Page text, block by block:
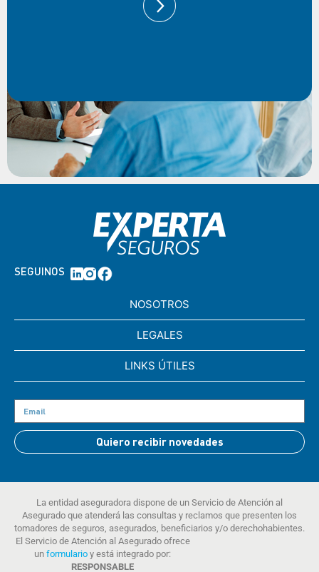
SEGUINOS
NOSOTROS
LEGALES
LINKS ÚTILES
Quiero recibir novedades
La entidad aseguradora dispone de un Servicio de Atención al
Asegurado que atenderá las consultas y reclamos que presenten los
tomadores de seguros, asegurados, beneficiarios y/o derechohabientes.
El Servicio de Atención al Asegurado ofrece
un formulario y está integrado por:
RESPONSABLE